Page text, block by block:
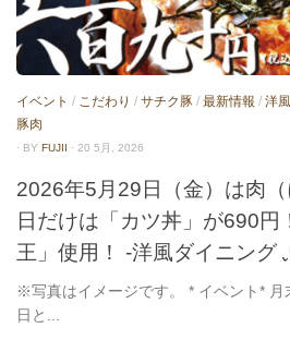
イベント / こだわり / サチク豚 / 最新情報 / 洋
豚肉
· BY FUJII · 20 5月, 2026
2026年5月29日（金）は肉
日だけは「カツ丼」が690円
王」使用！ -洋風ダイニング
※写真はイメージです。 * イベント*
日と...